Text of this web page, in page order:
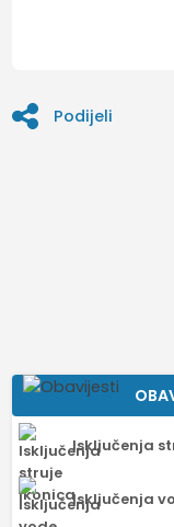
Podijeli
Isključenja
Isključenja